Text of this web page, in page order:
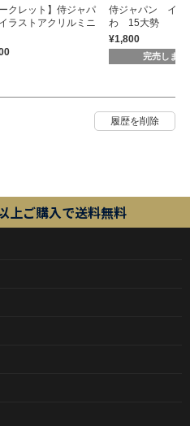
ークレット】侍ジャパ
ラストアクリルミニ
侍ジャパン イラ
わ 15大勢
¥1,800
完売しまし
上ご購入で送料無料